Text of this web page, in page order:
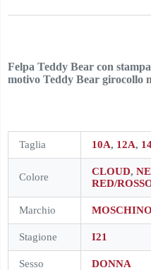
Felpa Teddy Bear con
motivo Teddy Bear girocollo
Taglia 10A, 12A,
Colore CLOUD,
RED/
Marchio
Stagione I21
Sesso DONNA